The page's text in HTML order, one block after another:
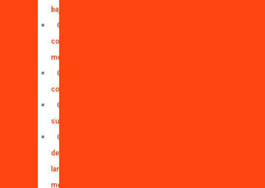
bajo
Calcetines
corte
medio
Calcetines
compresivos
Calcetines
sublimados
Calcetines
de
lana
merino